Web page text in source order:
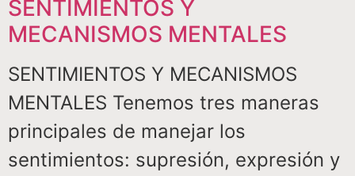
SENTIMIENTOS Y
MECANISMOS MENTALES
SENTIMIENTOS Y MECANISMOS
MENTALES Tenemos tres maneras
principales de manejar los
sentimientos: supresión, expresión y